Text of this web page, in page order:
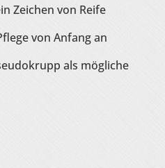
Zeichen von Reife
von Anfang an
als mögliche